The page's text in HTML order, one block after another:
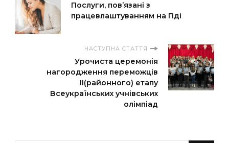
Послуги, пов’язані з
працевлаштуванням на Гіді
НАСТУПНА СТАТТЯ
Урочиста церемонія
нагородження переможців
ІІ(районного) етапу
Всеукраїнських учнівських
олімпіад